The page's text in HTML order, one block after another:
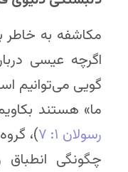
مکاشفه به خاطر
اگرچه عیسی
گویی می‌توانیم
ما» هستند
رسولان ۱: ۷
)،
چگونگی انطباق